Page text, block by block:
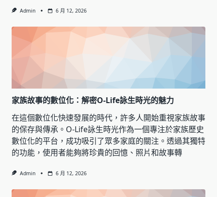
Admin 6 月 12, 2026
家族故事的數位化：解密O-Life詠生時光的魅力
在這個數位化快速發展的時代，許多人開始重視家族故事
的保存與傳承。O-Life詠生時光作為一個專注於家族歷史
數位化的平台，成功吸引了眾多家庭的關注。透過其獨特
的功能，使用者能夠將珍貴的回憶、照片和故事轉
Admin 6 月 12, 2026